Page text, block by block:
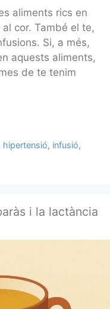
aliments rics en
cor. També el te,
Si, a més,
aquests aliments,
de te tenim
hipertensió, infusió,
i la lactància